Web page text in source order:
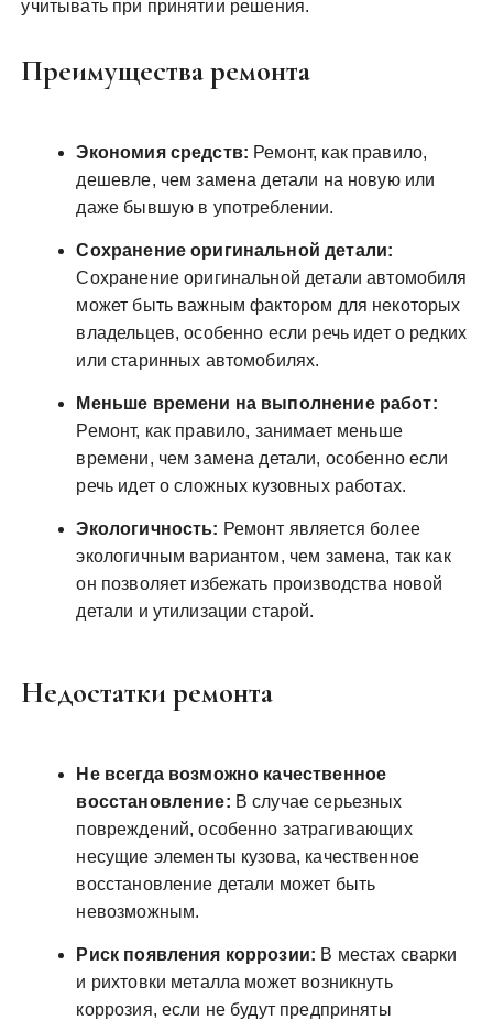
учитывать при принятии решения.
Преимущества ремонта
Экономия средств: Ремонт, как правило,
дешевле, чем замена детали на новую или
даже бывшую в употреблении.
Сохранение оригинальной детали:
Сохранение оригинальной детали автомобиля
может быть важным фактором для некоторых
владельцев, особенно если речь идет о редких
или старинных автомобилях.
Меньше времени на выполнение работ:
Ремонт, как правило, занимает меньше
времени, чем замена детали, особенно если
речь идет о сложных кузовных работах.
Экологичность: Ремонт является более
экологичным вариантом, чем замена, так как
он позволяет избежать производства новой
детали и утилизации старой.
Недостатки ремонта
Не всегда возможно качественное
восстановление: В случае серьезных
повреждений, особенно затрагивающих
несущие элементы кузова, качественное
восстановление детали может быть
невозможным.
Риск появления коррозии: В местах сварки
и рихтовки металла может возникнуть
коррозия, если не будут предприняты